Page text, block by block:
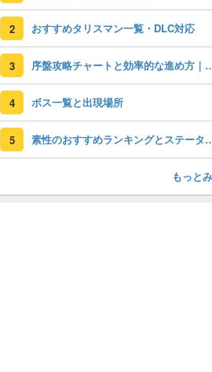
2 おすすめタリスマン一覧・DLC対応
3 序盤攻略チャートと効率
4 ボス一覧と出現場所
5 素性のおすすめラン
もっと